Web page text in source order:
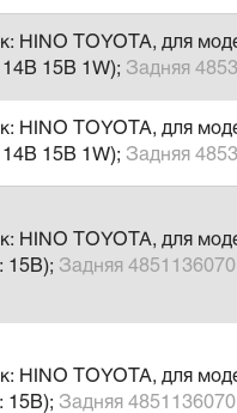
HINO TOYOTA, для
15B 1W); Задняя
HINO TOYOTA, для
15B 1W); Задняя
HINO TOYOTA, для
15B); Задняя 4851136070
HINO TOYOTA, для
15B); Задняя 4851136070